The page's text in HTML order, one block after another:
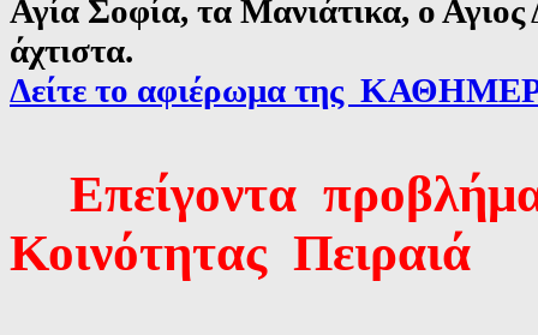
Αγία Σοφία, τα Μανιάτικα, ο Αγιος
άχτιστα.
Δείτε το αφιέρωμα της
Επείγοντα
Κοινότητας Πειραιά